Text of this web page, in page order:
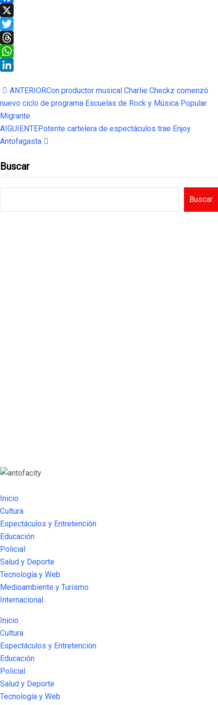
Facebook
X
Twitter
Threads
WhatsApp
ANTERIORCon productor musical Charlie Checkz comenzó
nuevo ciclo de programa Escuelas de Rock y Música Popular
Migrante
AIGUIENTEPotente cartelera de espectáculos trae Enjoy
Antofagasta
Buscar
Buscar
Inicio
Cultura
Espectáculos y Entretención
Educación
Policial
Salud y Deporte
Tecnología y Web
Medioambiente y Turismo
Internacional
Inicio
Cultura
Espectáculos y Entretención
Educación
Policial
Salud y Deporte
Tecnología y Web